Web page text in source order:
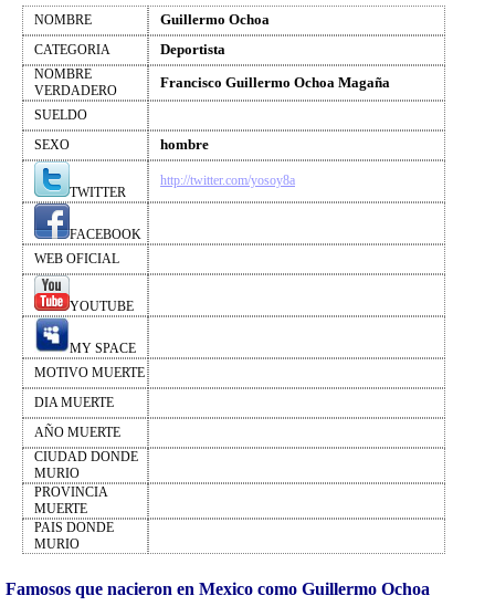
NOMBRE Guillermo Ochoa
CATEGORIA Deportista
NOMBRE
VERDADERO
Francisco Guillermo Ochoa Magaña
SUELDO
SEXO
hombre
TWITTER
http://twitter.com/yosoy8a
FACEBOOK
WEB OFICIAL
YOUTUBE
MY SPACE
MOTIVO MUERTE
DIA MUERTE
AÑO MUERTE
CIUDAD DONDE
MURIO
PROVINCIA
MUERTE
PAIS DONDE
MURIO
Famosos que nacieron en Mexico como Guillermo Ochoa